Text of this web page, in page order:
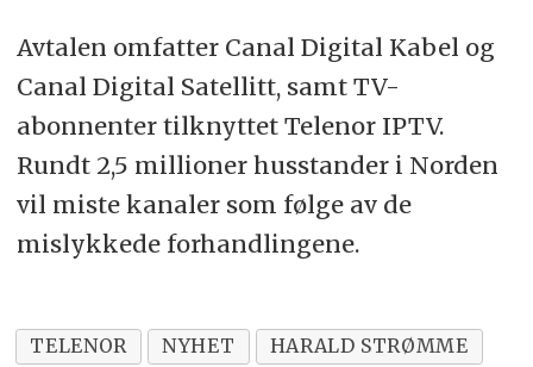
Avtalen omfatter Canal Digital Kabel og
Canal Digital Satellitt, samt TV-
abonnenter tilknyttet Telenor IPTV.
Rundt 2,5 millioner husstander i Norden
vil miste kanaler som følge av de
mislykkede forhandlingene.
TELENOR NYHET
HARALD STRØMME